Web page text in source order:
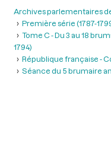
Archives parlementaires
Première série (1787-
Tome C - Du 3 au 18
1794)
République française -
Séance du 5 brumaire